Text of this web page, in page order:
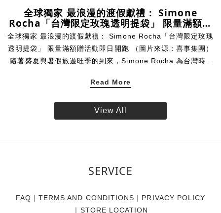
全球獨家 最浪漫的渡假獻禮： Simone
Rocha「台灣限定玫瑰透明提袋」 限量滿額贈
活動即日開跑
全球獨家 最浪漫的渡假獻禮： Simone Rocha「台灣限定玫瑰
透明提袋」 限量滿額贈活動即日開跑 （圖片來源：喜事集團）
隨著盛夏與暑假旅遊旺季的到來，Simone Rocha 為台灣時尚
性的唯美玫瑰圖樣與透明提袋設計，創造海濱清透、無憂無慮
提袋」。即日起，凡於 Simone Rocha 台灣實體門市與線上官
品，將具代表性之一的單朵玫瑰，細緻呈現於充滿渡假輕盈氣
即使漫步於沙灘，也有最迷人的玫瑰相伴，展現獨樹一幟的個
人魅力。 海邊渡假御用 一體成型的防水美學 大容量的從容收
Read More
View All
SERVICE
FAQ ｜ TERMS AND CONDITIONS ｜ PRIVACY POLICY
｜ STORE LOCATION